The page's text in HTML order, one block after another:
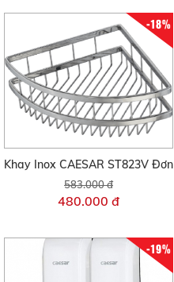
-18%
Khay Inox CAESAR ST823V Đơn
583.000 đ
480.000 đ
-19%